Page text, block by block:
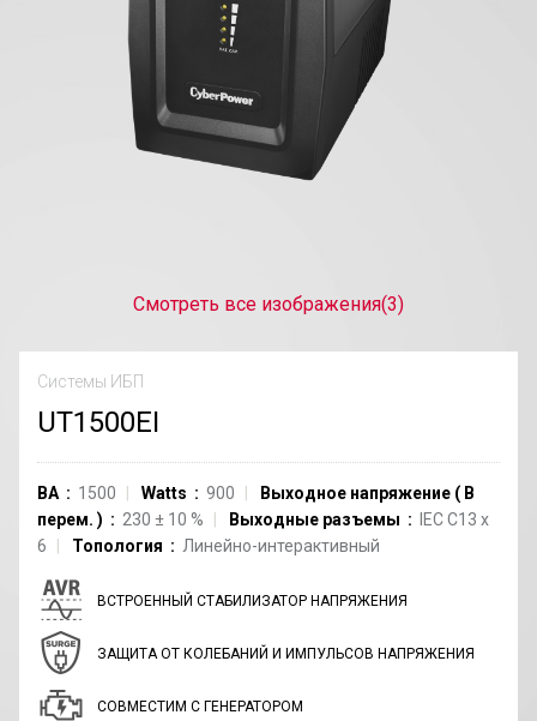
Смотреть все изображения(3)
Системы ИБП
UT1500EI
ВА 1500 Watts 900 Выходное напряжение ( В
перем. ) 230 ± 10 % Выходные разъемы IEC C13 x
6
Топология Линейно-интерактивный
ВСТРОЕННЫЙ СТАБИЛИЗАТОР НАПРЯЖЕНИЯ
ЗАЩИТА ОТ КОЛЕБАНИЙ И ИМПУЛЬСОВ НАПРЯЖЕНИЯ
СОВМЕСТИМ С ГЕНЕРАТОРОМ